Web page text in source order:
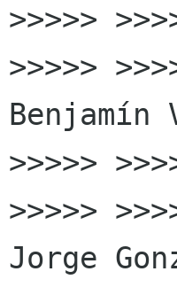
>>>>>
>>>>>
>>>>>
>>>>>
Jorge